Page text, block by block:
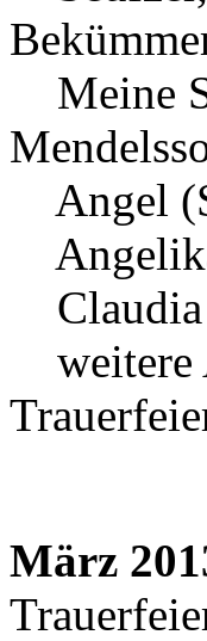
Meine
Angel
Claudia
weitere
März